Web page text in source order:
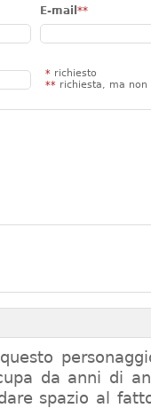
E-mail **
* richiesto
** richiesta, ma non
da anni di
spazio al fatto